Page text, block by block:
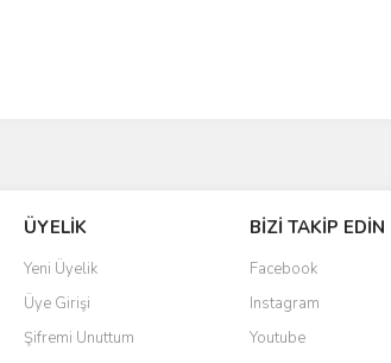
ÜYELİK
Yeni Üyelik
Üye Girişi
Şifremi Unuttum
BİZİ TAKİP EDİN
Facebook
Instagram
Youtube